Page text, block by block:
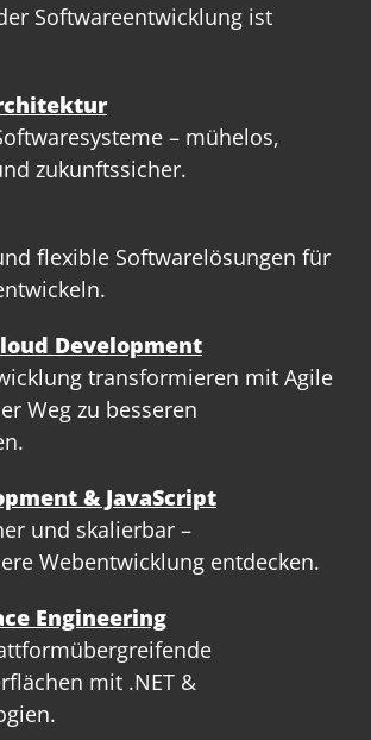
Softwareentwicklung ist
– mühelos,
zukunftssicher.
flexible Softwarelösungen für
Development
transformieren mit Agile
Weg zu besseren
& JavaScript
und skalierbar –
Webentwicklung entdecken.
Engineering
mit .NET &